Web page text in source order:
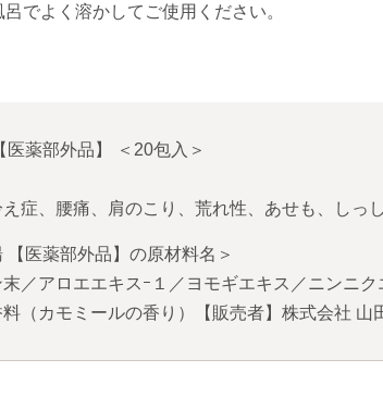
でよく溶かしてご使用ください。
薬部外品】 ＜ 20包入 ＞
症、腰痛、肩のこり、荒れ性、あせも、し
【医薬部外品】の原材料名＞
／アロエエキスｰ１／ヨモギエキス／ニンニ
（カモミールの香り）【販売者】株式会社 山